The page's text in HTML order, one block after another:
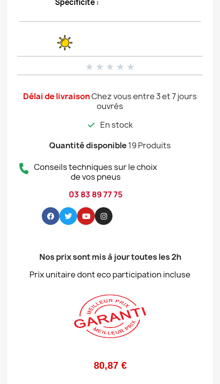
Spécificité :
★ ★ ★ ★ ★
Délai de livraisonChez vous entre 3 et 7 jours
ouvrés
En stock
Quantité disponible19 Produits
Conseils techniques sur le choix
de vos pneus
03 83 89 77 75
Nos prix sont mis à jour toutes les 2h
Prix unitaire dont eco participation incluse
80,87 €